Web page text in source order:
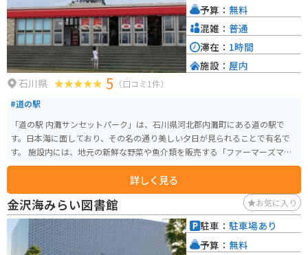
石川県 5 （口コミ1件）
#道の駅
「道の駅 内灘サンセットパーク」は、石川県河北郡内灘町にある道の駅で
す。日本海に面しており、その名の通り美しい夕日が見られることで有名で
す。 施設内には、地元の新鮮な野菜や魚介類を販売する「ファーマーズマー
ケット」、軽食コーナー、お土産コーナーなどがあります。 バイクで訪れる
場合、道の駅には広い駐車場が完備されているので安心です。日本海を眺め
ながらのツーリングの休憩スポットとしても最適です。 内灘サンセットパー
クは、雄大な日本海を背景に、夕日が水平線に沈む絶景を望むことができる
絶好のロケーションです。 付近には、海水浴場や温泉施設などもあり、観光
の拠点としても便利です。道の駅で地元の情報を収集するのも良いでしょう。
石川県の名産品である、加賀友禅や九谷焼、輪島塗などの伝統工芸品をお土
詳しく見る
予算： 無料
混雑： 普通
滞在： 1時間
施設： 屋内
金沢海みらい図書館 お気に入り
駐車： 駐車場あり
予算： 無料